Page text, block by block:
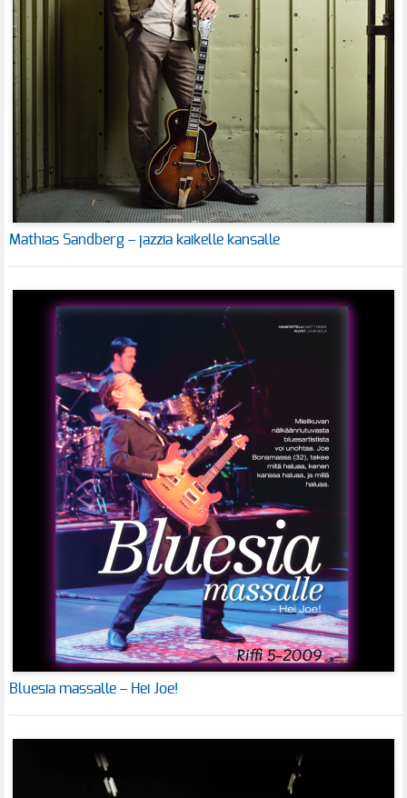
Mathias Sandberg – jazzia kaikelle kansalle
Bluesia massalle – Hei Joe!